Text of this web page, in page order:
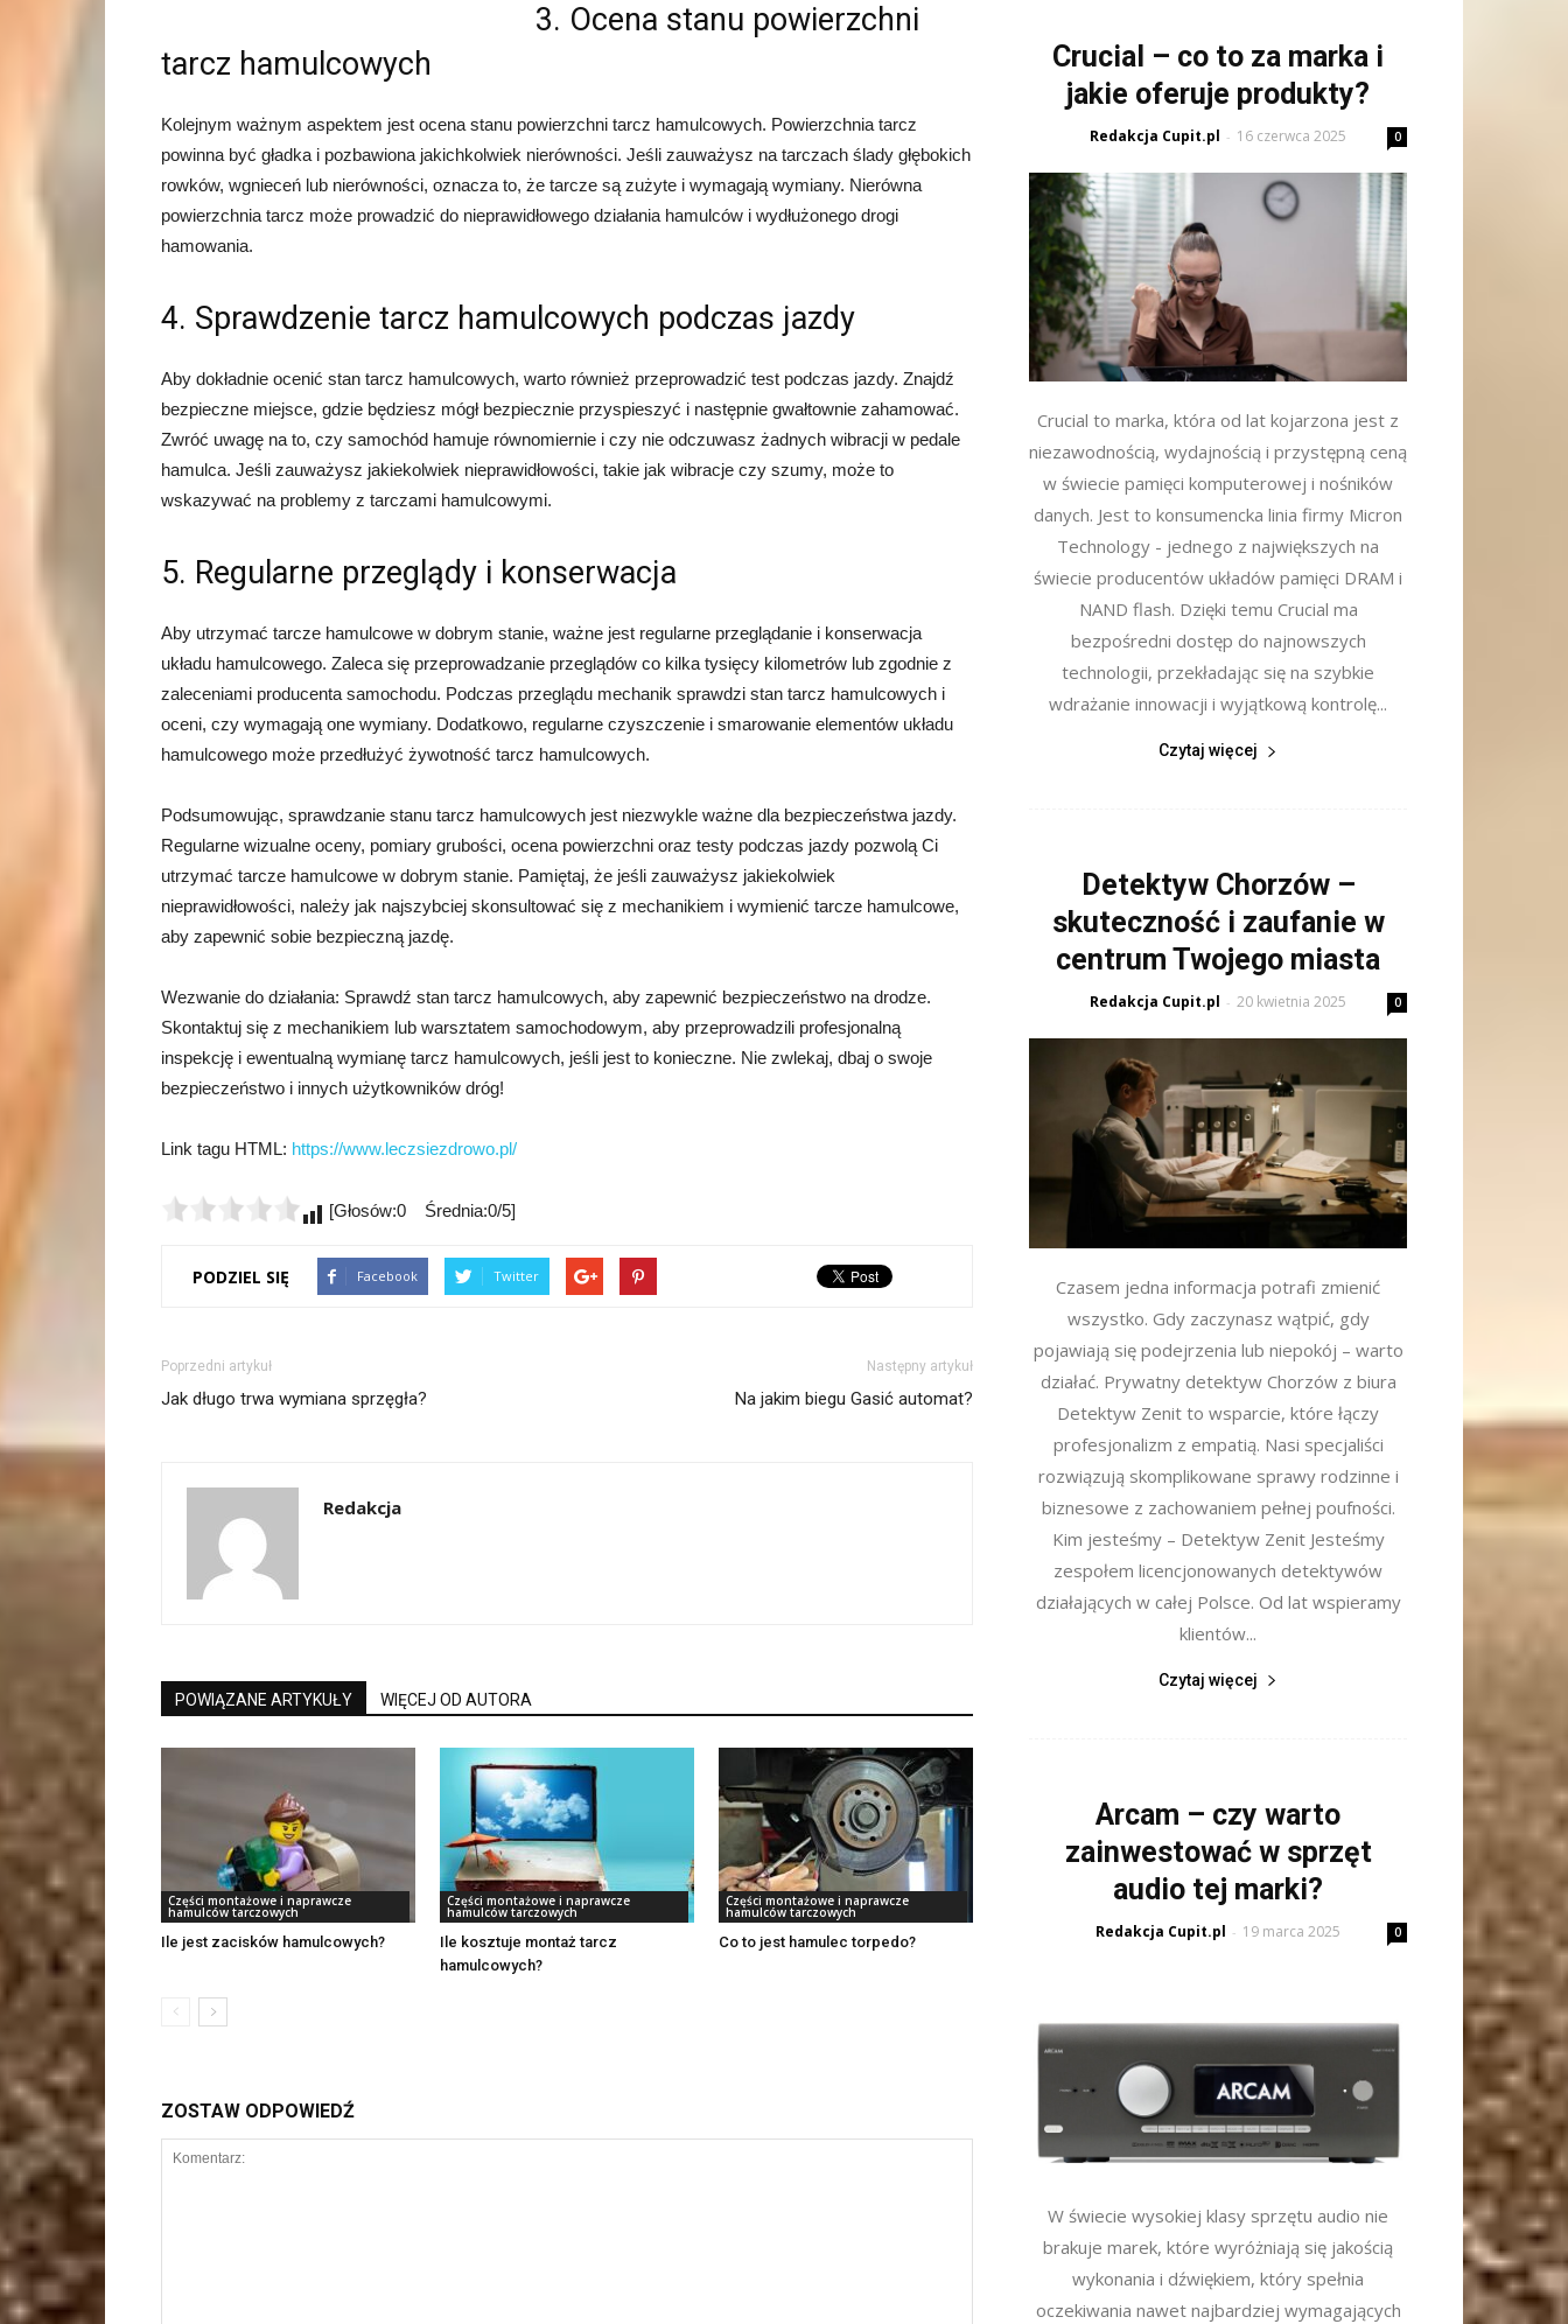
3. Ocena stanu powierzchni
tarcz hamulcowych
Kolejnym ważnym aspektem jest ocena stanu powierzchni tarcz hamulcowych. Powierzchnia tarcz
powinna być gładka i pozbawiona jakichkolwiek nierówności. Jeśli zauważysz na tarczach ślady głębokich
rowków, wgnieceń lub nierówności, oznacza to, że tarcze są zużyte i wymagają wymiany. Nierówna
powierzchnia tarcz może prowadzić do nieprawidłowego działania hamulców i wydłużonego drogi
hamowania.
4. Sprawdzenie tarcz hamulcowych podczas jazdy
Aby dokładnie ocenić stan tarcz hamulcowych, warto również przeprowadzić test podczas jazdy. Znajdź
bezpieczne miejsce, gdzie będziesz mógł bezpiecznie przyspieszyć i następnie gwałtownie zahamować.
Zwróć uwagę na to, czy samochód hamuje równomiernie i czy nie odczuwasz żadnych wibracji w pedale
hamulca. Jeśli zauważysz jakiekolwiek nieprawidłowości, takie jak wibracje czy szumy, może to
wskazywać na problemy z tarczami hamulcowymi.
5. Regularne przeglądy i konserwacja
Aby utrzymać tarcze hamulcowe w dobrym stanie, ważne jest regularne przeglądanie i konserwacja
układu hamulcowego. Zaleca się przeprowadzanie przeglądów co kilka tysięcy kilometrów lub zgodnie z
zaleceniami producenta samochodu. Podczas przeglądu mechanik sprawdzi stan tarcz hamulcowych i
oceni, czy wymagają one wymiany. Dodatkowo, regularne czyszczenie i smarowanie elementów układu
hamulcowego może przedłużyć żywotność tarcz hamulcowych.
Podsumowując, sprawdzanie stanu tarcz hamulcowych jest niezwykle ważne dla bezpieczeństwa jazdy.
Regularne wizualne oceny, pomiary grubości, ocena powierzchni oraz testy podczas jazdy pozwolą Ci
utrzymać tarcze hamulcowe w dobrym stanie. Pamiętaj, że jeśli zauważysz jakiekolwiek
nieprawidłowości, należy jak najszybciej skonsultować się z mechanikiem i wymienić tarcze hamulcowe,
aby zapewnić sobie bezpieczną jazdę.
Wezwanie do działania: Sprawdź stan tarcz hamulcowych, aby zapewnić bezpieczeństwo na drodze.
Skontaktuj się z mechanikiem lub warsztatem samochodowym, aby przeprowadzili profesjonalną
inspekcję i ewentualną wymianę tarcz hamulcowych, jeśli jest to konieczne. Nie zwlekaj, dbaj o swoje
bezpieczeństwo i innych użytkowników dróg!
Link tagu HTML: https://www.leczsiezdrowo.pl/
[Głosów:0 Średnia:0/5]
PODZIEL SIĘ Facebook Twitter
Poprzedni artykuł
Jak długo trwa wymiana sprzęgła?
Następny artykuł
Na jakim biegu Gasić automat?
Redakcja
POWIĄZANE ARTYKUŁY WIĘCEJ OD AUTORA
Części montażowe i naprawcze
hamulców tarczowych
Ile jest zacisków hamulcowych?
Części montażowe i naprawcze
hamulców tarczowych
Ile kosztuje montaż tarcz
hamulcowych?
Części montażowe i naprawcze
hamulców tarczowych
Co to jest hamulec torpedo?
ZOSTAW ODPOWIEDŹ
Crucial – co to za marka i
jakie oferuje produkty?
Redakcja Cupit.pl - 16 czerwca 2025 0
Crucial to marka, która od lat kojarzona jest z
niezawodnością, wydajnością i przystępną ceną
w świecie pamięci komputerowej i nośników
danych. Jest to konsumencka linia firmy Micron
Technology - jednego z największych na
świecie producentów układów pamięci DRAM i
NAND flash. Dzięki temu Crucial ma
bezpośredni dostęp do najnowszych
technologii, przekładając się na szybkie
wdrażanie innowacji i wyjątkową kontrolę...
Czytaj więcej
Detektyw Chorzów –
skuteczność i zaufanie w
centrum Twojego miasta
Redakcja Cupit.pl - 20 kwietnia 2025 0
Czasem jedna informacja potrafi zmienić
wszystko. Gdy zaczynasz wątpić, gdy
pojawiają się podejrzenia lub niepokój – warto
działać. Prywatny detektyw Chorzów z biura
Detektyw Zenit to wsparcie, które łączy
profesjonalizm z empatią. Nasi specjaliści
rozwiązują skomplikowane sprawy rodzinne i
biznesowe z zachowaniem pełnej poufności.
Kim jesteśmy – Detektyw Zenit Jesteśmy
zespołem licencjonowanych detektywów
działających w całej Polsce. Od lat wspieramy
klientów...
Czytaj więcej
Arcam – czy warto
zainwestować w sprzęt
audio tej marki?
Redakcja Cupit.pl - 19 marca 2025 0
W świecie wysokiej klasy sprzętu audio nie
brakuje marek, które wyróżniają się jakością
wykonania i dźwiękiem, który spełnia
oczekiwania nawet najbardziej wymagających